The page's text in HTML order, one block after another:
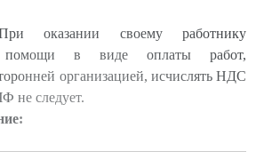
оказании своему работнику
помощи в виде оплаты работ,
организацией, исчислять НДС
не следует.